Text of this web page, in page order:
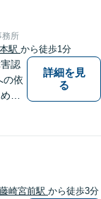
務所
駅 から徒歩1分
認
の依
ま
か
ー
】
詳細を見
る
藤崎宮前駅 から徒歩3分